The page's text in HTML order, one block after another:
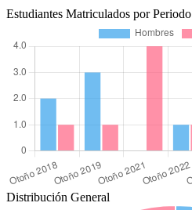
Estudiantes Matriculados por Periodo
Distribución General